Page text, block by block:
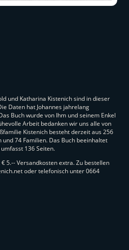
und Katharina Kistenich sind in dieser
Daten hat Johannes jahrelang
Buch wurde von Ihm und seinem Enkel
Arbeit bedanken wir uns alle von
Kistenich besteht derzeit aus 256
74 Familien. Das Buch beeinhaltet
136 Seiten.
5.-- Versandkosten extra. Zu bestellen
oder telefonisch unter 0664